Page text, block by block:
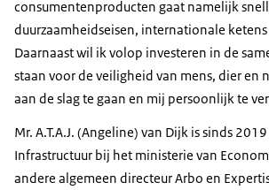
consumentenproducten gaat namelijk
duurzaamheidseisen, internationale
Daarnaast wil ik volop investeren in de
staan voor de veiligheid van mens, dier en
aan de slag te gaan en mij persoonlijk te
Mr. A.T.A.J. (Angeline) van Dijk is sinds
Infrastructuur bij het ministerie van
andere algemeen directeur Arbo en